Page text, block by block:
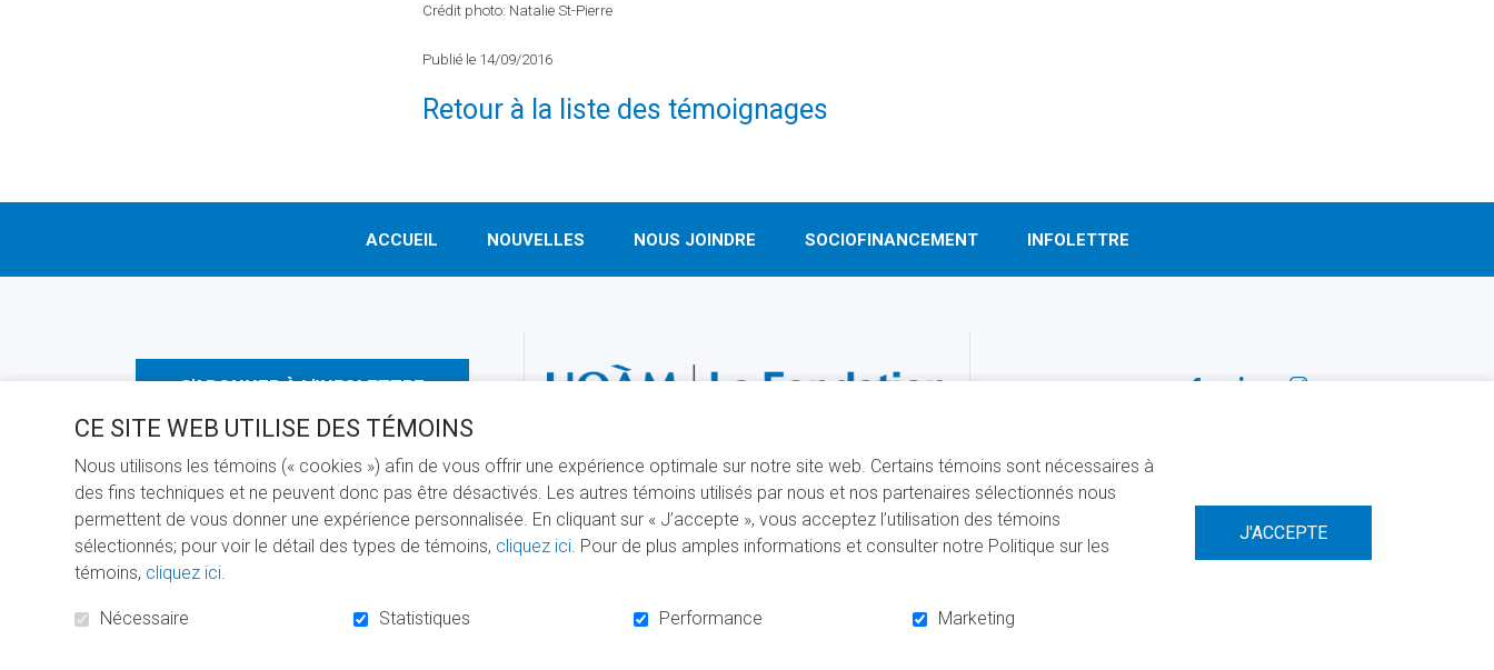
Crédit photo: Natalie St-Pierre
Publié le 14/09/2016
Retour à la liste des témoignages
ACCUEIL NOUVELLES NOUS JOINDRE SOCIOFINANCEMENT INFOLETTRE
S'ABONNER À L'INFOLETTRE SUIVEZ-NOUS!
PROPULSÉ PAR
CE SITE WEB UTILISE DES TÉMOINS
Nous utilisons les témoins (« cookies ») afin de vous offrir une expérience optimale sur notre site web. Certains témoins sont nécessaires à
des fins techniques et ne peuvent donc pas être désactivés. Les autres témoins utilisés par nous et nos partenaires sélectionnés nous
permettent de vous donner une expérience personnalisée. En cliquant sur « J’accepte », vous acceptez l’utilisation des témoins
sélectionnés; pour voir le détail des types de témoins, cliquez ici. Pour de plus amples informations et consulter notre Politique sur les
témoins, cliquez ici.
Nécessaire Statistiques Performance Marketing